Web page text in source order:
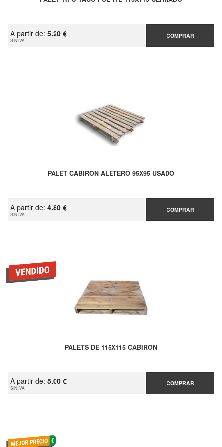
A partir de: 5.20 €
SIN IVA
COMPRAR
PALET CABIRON ALETERO 95X95 USADO
A partir de: 4.80 €
SIN IVA
COMPRAR
PALETS DE 115X115 CABIRON
A partir de: 5.00 €
SIN IVA
COMPRAR